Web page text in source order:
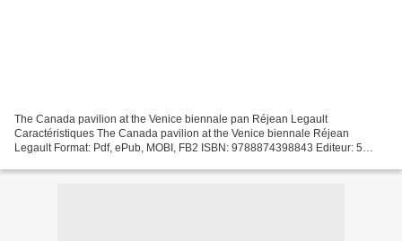
The Canada pavilion at the Venice biennale pan Réjean Legault
Caractéristiques The Canada pavilion at the Venice biennale Réjean
Legault Format: Pdf, ePub, MOBI, FB2 ISBN: 9788874398843 Editeur: 5